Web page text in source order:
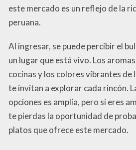
este mercado es un reflejo de la
peruana.
Al ingresar, se puede percibir el
un lugar que está vivo. Los
cocinas y los colores vibrantes
te invitan a explorar cada rincón.
opciones es amplia, pero si eres
te pierdas la oportunidad de
platos que ofrece este mercado.